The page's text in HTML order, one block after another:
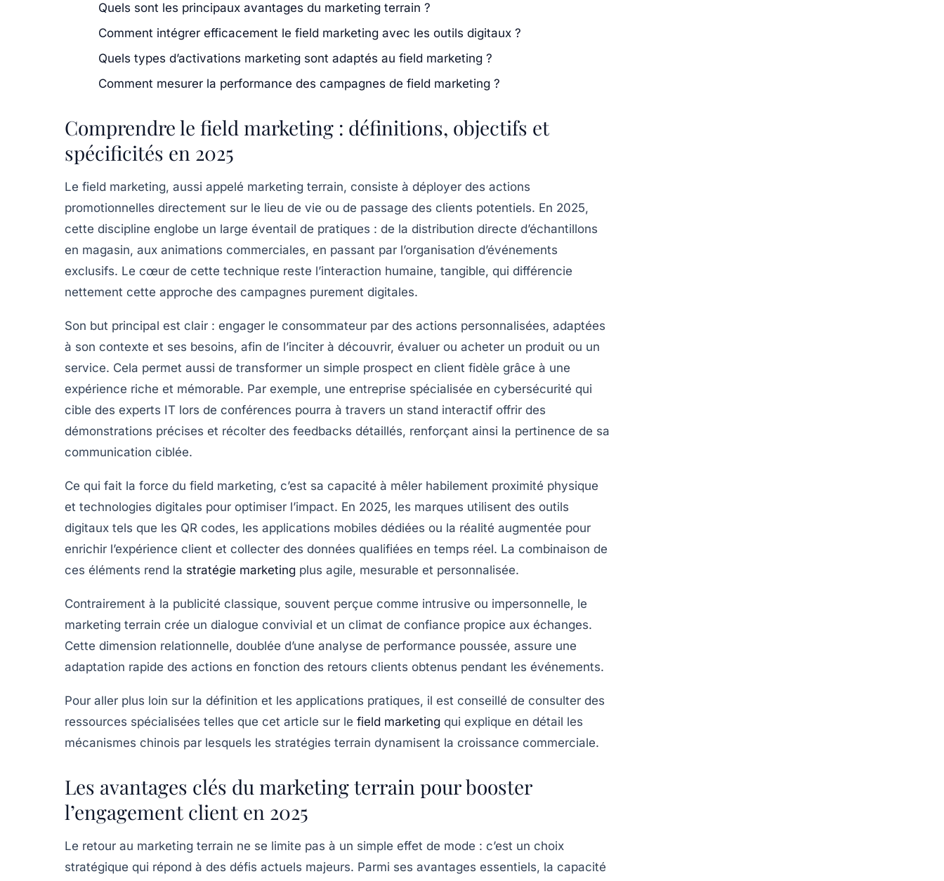
Quels sont les principaux avantages du marketing terrain ?
Comment intégrer efficacement le field marketing avec les outils digitaux ?
Quels types d’activations marketing sont adaptés au field marketing ?
Comment mesurer la performance des campagnes de field marketing ?
Comprendre le field marketing : définitions, objectifs et
spécificités en 2025
Le field marketing, aussi appelé marketing terrain, consiste à déployer des actions
promotionnelles directement sur le lieu de vie ou de passage des clients potentiels. En 2025,
cette discipline englobe un large éventail de pratiques : de la distribution directe d’échantillons
en magasin, aux animations commerciales, en passant par l’organisation d’événements
exclusifs. Le cœur de cette technique reste l’interaction humaine, tangible, qui différencie
nettement cette approche des campagnes purement digitales.
Son but principal est clair : engager le consommateur par des actions personnalisées, adaptées
à son contexte et ses besoins, afin de l’inciter à découvrir, évaluer ou acheter un produit ou un
service. Cela permet aussi de transformer un simple prospect en client fidèle grâce à une
expérience riche et mémorable. Par exemple, une entreprise spécialisée en cybersécurité qui
cible des experts IT lors de conférences pourra à travers un stand interactif offrir des
démonstrations précises et récolter des feedbacks détaillés, renforçant ainsi la pertinence de sa
communication ciblée.
Ce qui fait la force du field marketing, c’est sa capacité à mêler habilement proximité physique
et technologies digitales pour optimiser l’impact. En 2025, les marques utilisent des outils
digitaux tels que les QR codes, les applications mobiles dédiées ou la réalité augmentée pour
enrichir l’expérience client et collecter des données qualifiées en temps réel. La combinaison de
ces éléments rend la stratégie marketing plus agile, mesurable et personnalisée.
Contrairement à la publicité classique, souvent perçue comme intrusive ou impersonnelle, le
marketing terrain crée un dialogue convivial et un climat de confiance propice aux échanges.
Cette dimension relationnelle, doublée d’une analyse de performance poussée, assure une
adaptation rapide des actions en fonction des retours clients obtenus pendant les événements.
Pour aller plus loin sur la définition et les applications pratiques, il est conseillé de consulter des
ressources spécialisées telles que cet article sur le field marketing qui explique en détail les
mécanismes chinois par lesquels les stratégies terrain dynamisent la croissance commerciale.
Les avantages clés du marketing terrain pour booster
l’engagement client en 2025
Le retour au marketing terrain ne se limite pas à un simple effet de mode : c’est un choix
stratégique qui répond à des défis actuels majeurs. Parmi ses avantages essentiels, la capacité